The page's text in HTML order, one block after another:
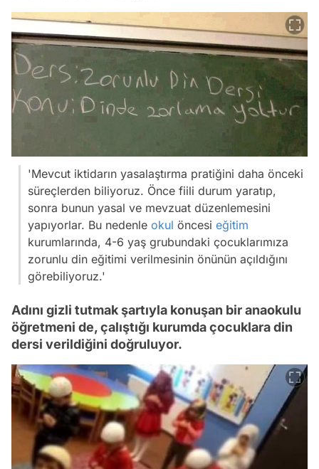
'Mevcut iktidarın yasalaştırma pratiğini daha önceki
süreçlerden biliyoruz. Önce fiili durum yaratıp,
sonra bunun yasal ve mevzuat düzenlemesini
yapıyorlar. Bu nedenle okul öncesi eğitim
kurumlarında, 4-6 yaş grubundaki çocuklarımıza
zorunlu din eğitimi verilmesinin önünün açıldığını
görebiliyoruz.'
Adını gizli tutmak şartıyla konuşan bir anaokulu
öğretmeni de, çalıştığı kurumda çocuklara din
dersi verildiğini doğruluyor.